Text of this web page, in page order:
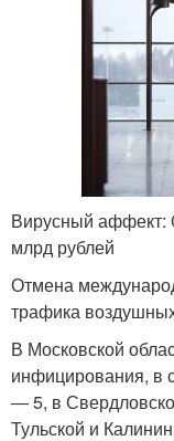
Вирусный аффект:
млрд рублей
Отмена
трафика
В Московской
инфицирования, в
― 5, в
Тульской и